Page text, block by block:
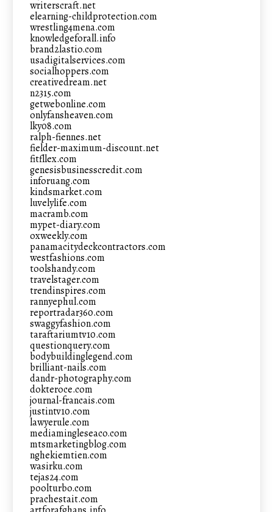
writerscraft.net
elearning-childprotection.com
wrestling4mena.com
knowledgeforall.info
brand2lastio.com
usadigitalservices.com
socialhoppers.com
creativedream.net
n2315.com
getwebonline.com
onlyfansheaven.com
lky08.com
ralph-fiennes.net
fielder-maximum-discount.net
fitfllex.com
genesisbusinesscredit.com
inforuang.com
kindsmarket.com
luvelylife.com
macramb.com
mypet-diary.com
oxweekly.com
panamacitydeckcontractors.com
westfashions.com
toolshandy.com
travelstager.com
trendinspires.com
rannyephul.com
reportradar360.com
swaggyfashion.com
taraftariumtv10.com
questionquery.com
bodybuildinglegend.com
brilliant-nails.com
dandr-photography.com
dokteroce.com
journal-francais.com
justintv10.com
lawyerule.com
mediamingleseaco.com
mtsmarketingblog.com
nghekiemtien.com
wasirku.com
tejas24.com
poolturbo.com
prachestait.com